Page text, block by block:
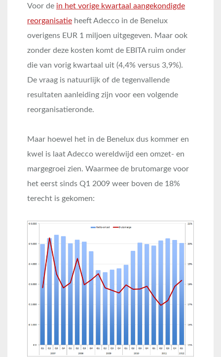
Voor de in het vorige kwartaal aangekondigde
reorganisatie heeft Adecco in de Benelux
overigens EUR 1 miljoen uitgegeven. Maar ook
zonder deze kosten komt de EBITA ruim onder
die van vorig kwartaal uit (4,4% versus 3,9%).
De vraag is natuurlijk of de tegenvallende
resultaten aanleiding zijn voor een volgende
reorganisatieronde.
Maar hoewel het in de Benelux dus kommer en
kwel is laat Adecco wereldwijd een omzet- en
margegroei zien. Waarmee de brutomarge voor
het eerst sinds Q1 2009 weer boven de 18%
terecht is gekomen: